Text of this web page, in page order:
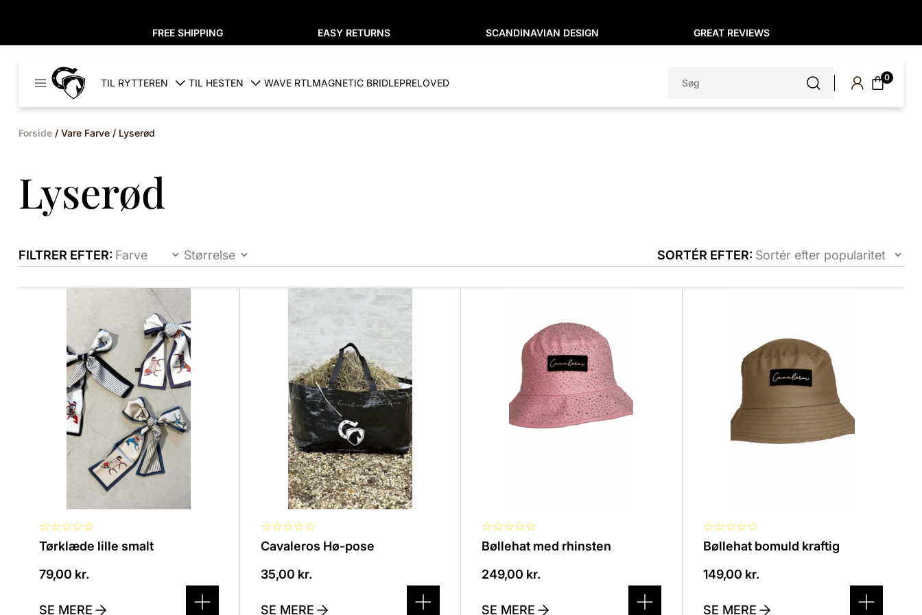
FREE SHIPPING EASY RETURNS SCANDINAVIAN DESIGN GREAT REVIEWS
Denmark
TIL RYTTEREN TIL HESTEN WAVE RTLMAGNETIC BRIDLEPRELOVED
efter:
0
Forside / Vare Farve / Lyserød
Lyserød
FILTRER EFTER: SORTÉR EFTER:
☆☆☆☆☆
Tørklæde lille smalt
79,00 kr.
varianter.
Mulighederne
vælges
varesiden
SE MERE
☆☆☆☆☆
Cavaleros Hø-pose
35,00 kr.
varianter.
Mulighederne
vælges
varesiden
SE MERE
☆☆☆☆☆
Bøllehat med rhinsten
249,00 kr.
varianter.
Mulighederne
vælges
varesiden
SE MERE
☆☆☆☆☆
Bøllehat bomuld kraftig
149,00 kr.
varianter.
Mulighederne
vælges
varesiden
SE MERE